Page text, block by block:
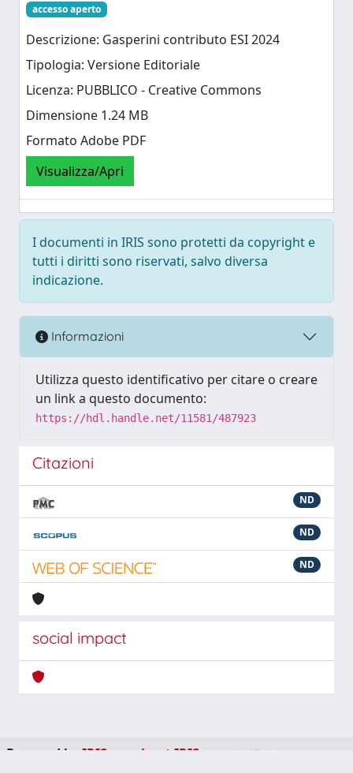
accesso aperto
Descrizione: Gasperini contributo ESI 2024
Tipologia: Versione Editoriale
Licenza: PUBBLICO - Creative Commons
Dimensione 1.24 MB
Formato Adobe PDF
Visualizza/Apri
I documenti in IRIS sono protetti da copyright e
tutti i diritti sono riservati, salvo diversa
indicazione.
Informazioni
Utilizza questo identificativo per citare o creare
un link a questo documento:
https://hdl.handle.net/11581/487923
Citazioni
ND
ND
ND
social impact
Powered by IRIS about IRIS